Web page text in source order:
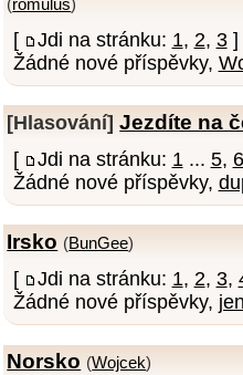
(romulus)
[ Jdi na stránku: 1, 2, 3]
Žádné nové příspěvky,
[Hlasování] Jezdíte na
[ Jdi na stránku: 1... 5, 6
Žádné nové příspěvky,
Irsko (BunGee)
[ Jdi na stránku: 1, 2, 3,
Žádné nové příspěvky,
Norsko (Wojcek)